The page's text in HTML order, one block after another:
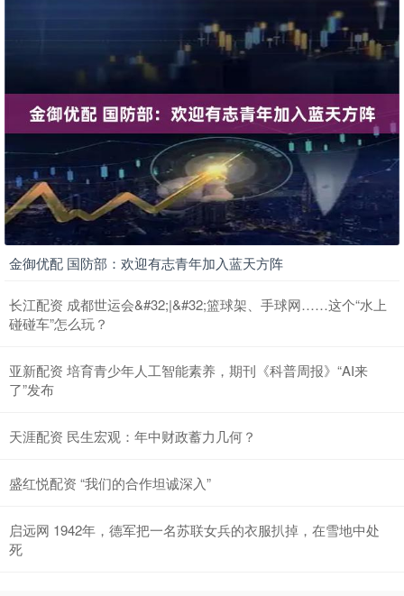
金御优配 国防部：欢迎有志青年加入蓝天方阵
长江配资 成都世运会&#32;|&#32;篮球架、手球网……这个“水上
碰碰车”怎么玩？
亚新配资 培育青少年人工智能素养，期刊《科普周报》“AI来
了”发布
天涯配资 民生宏观：年中财政蓄力几何？
盛红悦配资 “我们的合作坦诚深入”
启远网 1942年，德军把一名苏联女兵的衣服扒掉，在雪地中处
死